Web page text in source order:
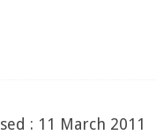
: 11 March 2011